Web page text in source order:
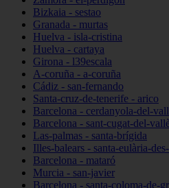
Bizkaia - sestao
Granada - murtas
Huelva - isla-cristina
Huelva - cartaya
Girona - l39escala
A-coruña - a-coruña
Cádiz - san-fernando
Santa-cruz-de-tenerife - arico
Barcelona - cerdanyola-del-
Barcelona - sant-cugat-del-
Las-palmas - santa-brígida
Illes-balears - santa-eulària-
Barcelona - mataró
Murcia - san-javier
Barcelona - santa-coloma-de-